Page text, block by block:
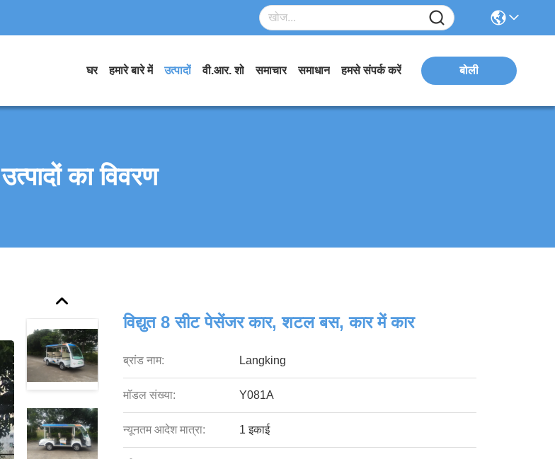
घर हमारे बारे में उत्पादों वी.आर. शो समाचार समाधान हमसे संपर्क करें बोली
उत्पादों का विवरण
विद्युत 8 सीट पेसेंजर कार, शटल बस, कार में कार
ब्रांड नाम: Langking
मॉडल संख्या: Y081A
न्यूनतम आदेश मात्रा: 1 इकाई